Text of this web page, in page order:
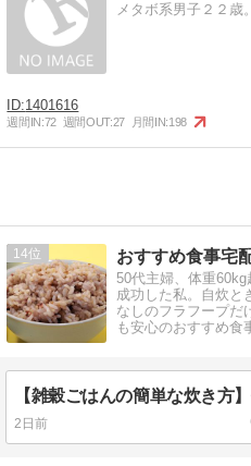
メタボ系男子２２歳
1401616
週間IN:72 週間OUT:27 月間IN:198
14
50代主婦、体重
成功した私。自炊と
なしのフラフープだ
も安心のおすすめ食
2日前